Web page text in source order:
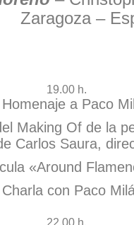
Zaragoza –
19.00 h.
Homenaje a Paco
Making Of de la
Carlos Saura,
«Around
Charla con Paco
22.00 h.